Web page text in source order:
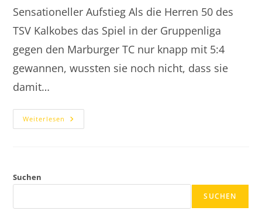
Sensationeller Aufstieg Als die Herren 50 des
TSV Kalkobes das Spiel in der Gruppenliga
gegen den Marburger TC nur knapp mit 5:4
gewannen, wussten sie noch nicht, dass sie
damit…
Weiterlesen 2007.09.01
Herren
Suchen
SUCHEN